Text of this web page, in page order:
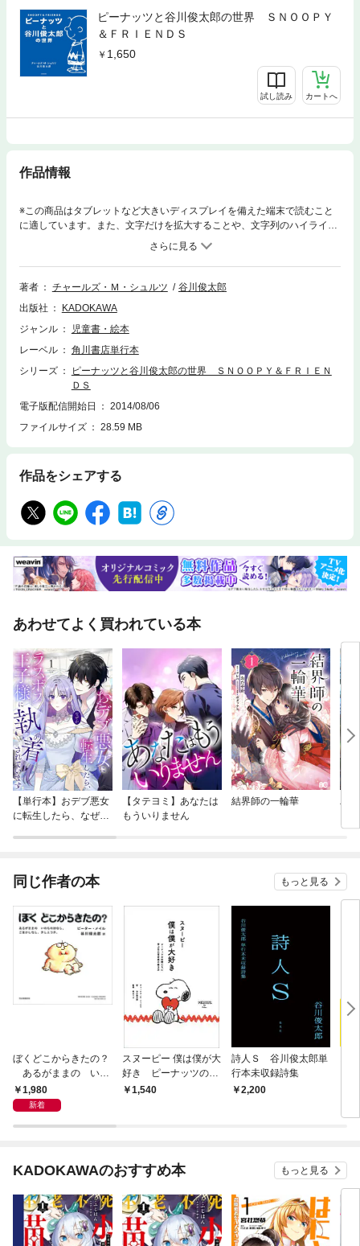
ピーナッツと谷川俊太郎の世界 ＳＮＯＯＰＹ
＆ＦＲＩＥＮＤＳ
1,650
試し読み カートへ
作品情報
※この商品はタブレットなど大きいディスプレイを備えた端末で読むこと
に適しています。また、文字だけを拡大することや、文字列のハイライ
ト、検索、辞書の参照、引用などの機能が使用できません。谷川俊太郎さ
んが「ＰＥＡＮＵＴＳ」の作者シュルツさんやスヌーピーなど、各キャラ
クターに捧げる詩を作りました。かわいいだけではない、コミックの深さ
や広さを体感できる1冊。
著者 チャールズ・Ｍ・シュルツ
谷川俊太郎
出版社
KADOKAWA
ジャンル
児童書・絵本
レーベル
角川書店単行本
シリーズ
ピーナッツと谷川俊太郎の世界 ＳＮＯＯＰＹ＆ＦＲＩＥＮ
ＤＳ
電子版配信開始日
2014/08/06
ファイルサイズ
28.59 MB
作品をシェアする
あわせてよく買われている本
【単行本】おデブ悪女
に転生したら、なぜか
【タテヨミ】あなたは
もういりません
結界師の一輪華
バ
今
同じ作者の本 もっと見る
ぼくどこからきたの？
あるがままの いの
ちのはなし。ごまかし
なし、さしえつき。
1,980
新着
スヌーピー 僕は僕が大
好き ピーナッツの仲
間たちに学ぶ自己肯定
1,540
詩人Ｓ 谷川俊太郎単
行本未収録詩集
2,200
KADOKAWAのおすすめ本 もっと見る